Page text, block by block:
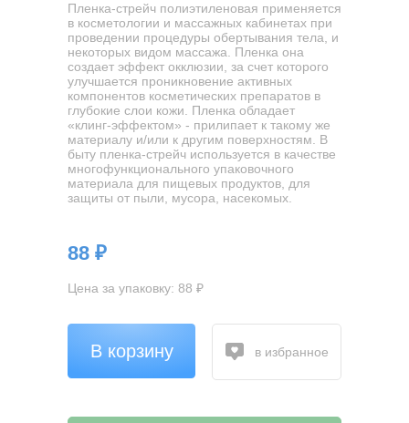
Пленка-стрейч полиэтиленовая применяется
в косметологии и массажных кабинетах при
проведении процедуры обертывания тела, и
некоторых видом массажа. Пленка она
создает эффект окклюзии, за счет которого
улучшается проникновение активных
компонентов косметических препаратов в
глубокие слои кожи. Пленка обладает
«клинг-эффектом» - прилипает к такому же
материалу и/или к другим поверхностям. В
быту пленка-стрейч используется в качестве
многофункционального упаковочного
материала для пищевых продуктов, для
защиты от пыли, мусора, насекомых.
88 ₽
Цена за упаковку: 88 ₽
В корзину в избранное